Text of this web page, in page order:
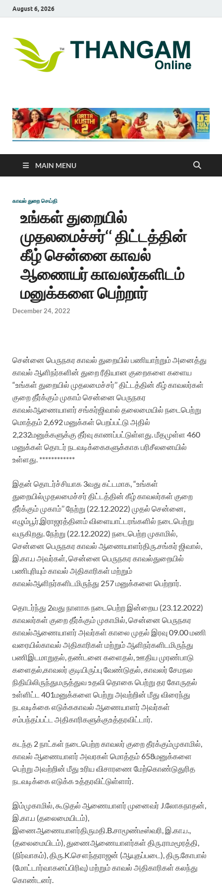
August 6, 2026
MAIN MENU
காவல் துறை செய்தி
உங்கள் துறையில்
முதலமைச்சர்‘‘ திட்டத்தின்
கீழ் சென்னை காவல்
ஆணையர் காவலர்களிடம்
மனுக்களை பெற்றார்
December 24, 2022
சென்னை பெருநகரகாவல் துறையில் பணியாற்றும்அனைத்து
காவல் ஆளிநர்களின் துறைரீதியான குறைகளை களைய
“உங்கள் துறையில் முதலமைச்சர்’’திட்டத்தின் கீழ்காவலர்கள்
குறைதீர்க்கும்முகாம்சென்னை பெருநகர
காவல்ஆணையாளர்சங்கர்ஜிவால் தலைமையில் நடைபெற்று
மொத்தம் 2,692மனுக்கள் பெறப்பட்டு அதில்
2,232மனுக்களுக்கு தீர்வு காணப்பட்டுள்ளது மீதமுள்ள 460
மனுக்கள் தொடர்நடவடிக்கைகளுக்காகபரிசீலனையில்
உள்ளது ************
இதன் தொடர்ச்சியாக 3வது கட்டமாக “உங்கள்
துறையில்முதலமைச்சர்திட்டத்தின் கீழ்காவலர்கள் குறை
தீர்க்கும்முகாம்’’நேற்று (22.12.2022) முதல் சென்னை
எழும்பூர் இராஜரத்தினம்விளையாட்டரங்களில் நடைபெற்று
வருகிறது நேற்று (22.12.2022) நடைபெற்றமுகாமில்
சென்னை பெருநகரகாவல் ஆணையாளர்திரு.சங்கர்ஜிவால்
இ.கா.ப அவர்கள் சென்னை பெருநகரகாவல்துறையில்
பணிபுரியும்காவல் அதிகாரிகள் மற்றும்
காவல்ஆளிநர்களிடமிருந்து 257மனுக்களை பெற்றார்
தொடர்ந்து 2வது நாளாகநடைபெற்ற இன்றைய (23.12.2022)
காவலர்கள் குறைதீர்க்கும்முகாமில் சென்னை பெருநகர
காவல்ஆணையாளர்அவர்கள் காலை முதல் இரவு 09.00மணி
வரையில்காவல் அதிகாரிகள் மற்றும்ஆளிநர்களிடமிருந்து
பணிஇடமாறுதல் தண்டனை களைதல் ஊதிய முரண்பாடு
களைதல் காவலர்குடியிருப்பு வேண்டுதல் காவலர்சேமநல
நிதியிலிருந்துமருத்துவ உதவி தொகைபெற்று தரகோருதல்
உள்ளிட்ட 401மனுக்களை பெற்று அவற்றின் மீது விரைந்து
நடவடிக்கைஎடுக்ககாவல் ஆணையாளர்அவர்கள்
சம்பந்தப்பட்ட அதிகாரிகளுக்குஉத்தரவிட்டார்
கடந்த 2நாட்கள் நடை பெற்றகாவலர்குறைதீரக்கும்முகாமில்
காவல் ஆணையாளர்அவரகள் மொத்தம் 658மனுக்களை
பெற்று அவற்றின் மீது உரிய விசாரணை மேற்கொண்டுதுரித
நடவடிக்கைஎடுக்கஉத்தரவிட்டுள்ளார்
இம்முகாமில் கூடுதல் ஆணையாளர்முனைவர் J.லோகநாதன்
இ.கா.ப (தலைமையிடம்),
இணைஆணையாளர்திருமதி.B.சாமூண்டீஸ்வரி இ.கா.ப
(தலைமையிடம்), துணைஆணையாளர்கள் திரு. ராமமூரத்தி
(நிர்வாகம்), திரு.K.சௌந்தராஜன் (ஆயுதப்படை ), திரு.கோபால்
(மோட்டார்வாகனப்பிரிவு) மற்றும்காவல் அதிகாரிகள் கலந்து
கொண்டனர்